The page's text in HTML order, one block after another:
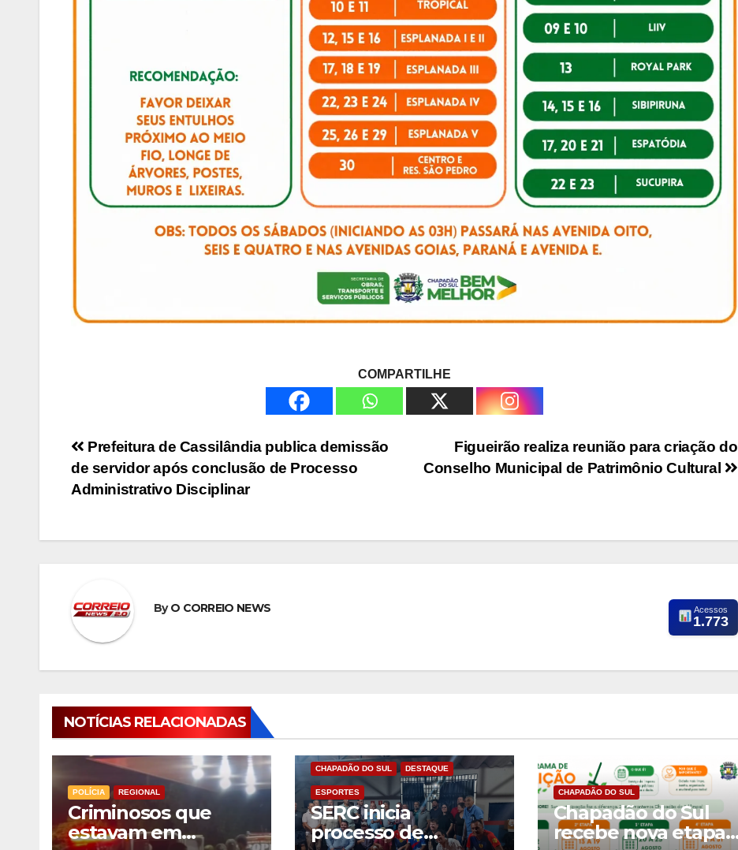
COMPARTILHE
Navegação
de
Figueirão realiza reunião para criação do
Conselho Municipal de Patrimônio Cultural
Prefeitura de Cassilândia publica demissão
de servidor após conclusão de Processo
Administrativo Disciplinar
ByO CORREIO NEWS Acessos
1.773
NOTÍCIAS RELACIONADAS
POLÍCIA REGIONAL
Criminosos que
estavam em
CHAPADÃO DO SUL DESTAQUE
ESPORTES
SERC inicia
processo de
CHAPADÃO DO SUL
Chapadão do Sul
recebe nova etapa